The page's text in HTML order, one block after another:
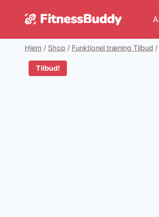
Hjem / Shop / Funktionel træning Tilbud /
Tilbud!